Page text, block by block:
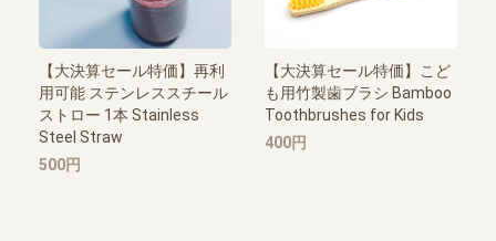
【大決算セール特価】再利
用可能 ステンレススチール
ストロー 1本 Stainless
Steel Straw
500円
【大決算セール特価】こど
も用竹製歯ブラシ Bamboo
Toothbrushes for Kids
400円